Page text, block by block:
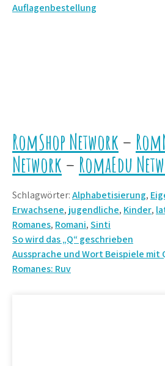
Auflagenbestellung
RomShop Network –
Network – RomaEdu
Schlagwörter:Alphabetisierung,
Erwachsene, jugendliche, Kinder,
Romanes, Romani,Sinti
Beitrags-
Navigation
So wird das „Q“ geschrieben
Aussprache und Wort Beispiele mit
Romanes: Ruv